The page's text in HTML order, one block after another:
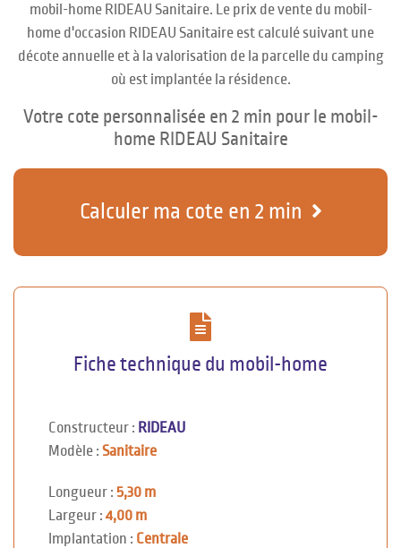
mobil-home RIDEAU Sanitaire. Le prix de vente du mobil-
home d'occasion RIDEAU Sanitaire est calculé suivant une
décote annuelle et à la valorisation de la parcelle du camping
où est implantée la résidence.
Votre cote personnalisée en 2 min pour le mobil-
home RIDEAU Sanitaire
Calculer ma cote en 2 min
Fiche technique du mobil-home
Constructeur : RIDEAU
Modèle : Sanitaire
Longueur : 5,30 m
Largeur : 4,00 m
Implantation : Centrale